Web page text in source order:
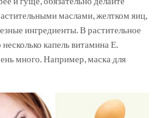
маслами, желтком яиц,
ингредиенты. В растительное
капель витамина Е.
много. Например, маска для